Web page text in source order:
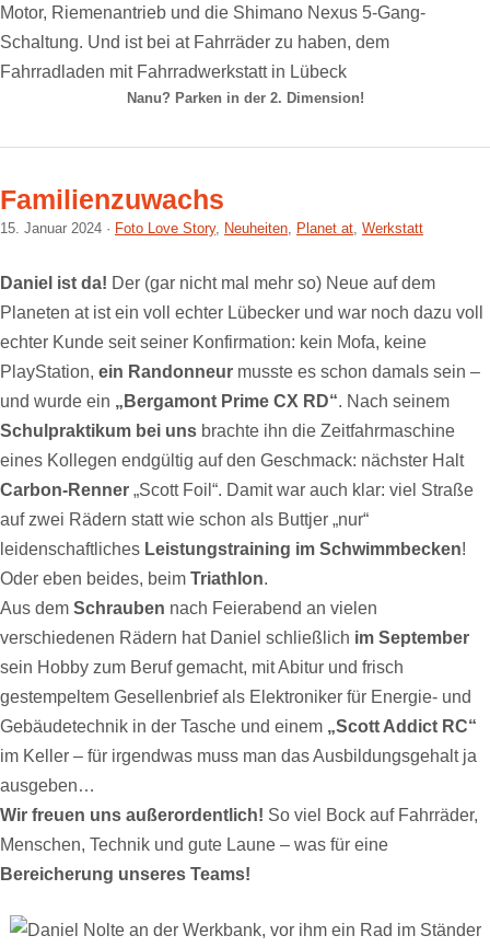
Nanu? Parken in der 2. Dimension!
Familienzuwachs
15. Januar 2024 Foto Love Story, Neuheiten, Planet at, Werkstatt
Daniel ist da! Der (gar nicht mal mehr so) Neue auf dem
Planeten at ist ein voll echter Lübecker und war noch dazu voll
echter Kunde seit seiner Konfirmation: kein Mofa, keine
PlayStation, ein Randonneur musste es schon damals sein –
und wurde ein „Bergamont Prime CX RD“. Nach seinem
Schulpraktikum bei uns brachte ihn die Zeitfahrmaschine
eines Kollegen endgültig auf den Geschmack: nächster Halt
Carbon-Renner „Scott Foil“. Damit war auch klar: viel Straße
auf zwei Rädern statt wie schon als Buttjer „nur“
leidenschaftliches Leistungstraining im Schwimmbecken!
Oder eben beides, beim Triathlon.
Aus dem Schrauben nach Feierabend an vielen
verschiedenen Rädern hat Daniel schließlich im September
sein Hobby zum Beruf gemacht, mit Abitur und frisch
gestempeltem Gesellenbrief als Elektroniker für Energie- und
Gebäudetechnik in der Tasche und einem „Scott Addict RC“
im Keller – für irgendwas muss man das Ausbildungsgehalt ja
ausgeben…
Wir freuen uns außerordentlich! So viel Bock auf Fahrräder,
Menschen, Technik und gute Laune – was für eine
Bereicherung unseres Teams!